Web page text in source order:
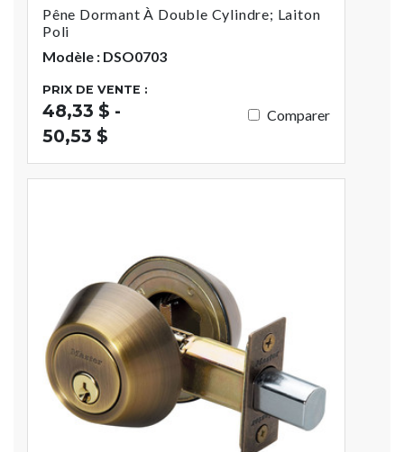
Pêne Dormant À Double Cylindre; Laiton
Poli
Modèle : DSO0703
PRIX DE VENTE :
48,33 $ -
50,53 $
Comparer